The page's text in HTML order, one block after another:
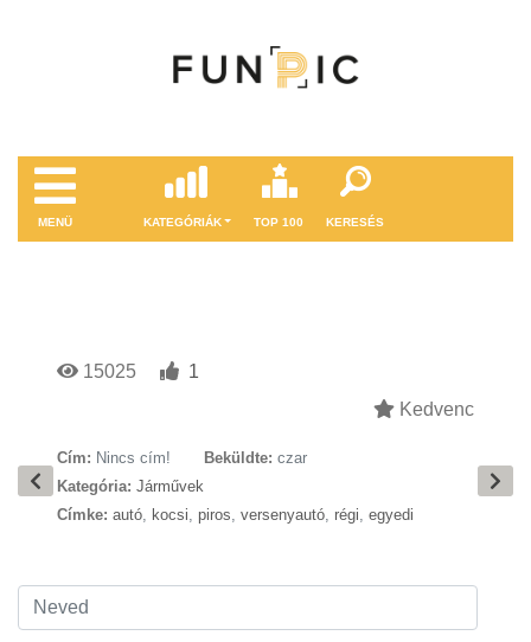
MENÜ KATEGÓRIÁK TOP 100 KERESÉS
15025
1
Kedvenc
Cím: Nincs cím! Beküldte: czar
Kategória: Járművek
Címke: autó, kocsi, piros, versenyautó, régi, egyedi